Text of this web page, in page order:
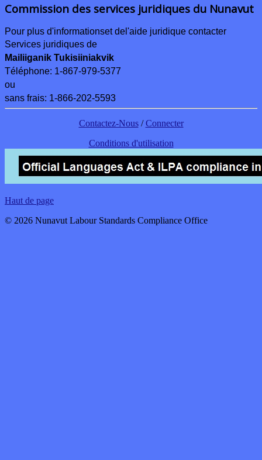
Commission des services juridiques du Nunavut
Pour plus d'informationset de l'aide juridique contacter
Services juridiques de
Mailiiganik Tukisiiniakvik
Téléphone: 1-867-979-5377
ou
sans frais: 1-866-202-5593
Contactez-Nous/Connecter
Conditions d'utilisation
Haut de page
© 2026 Nunavut Labour Standards Compliance Office